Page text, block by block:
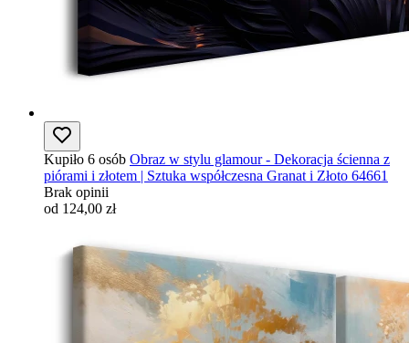
Kupiło 6 osób Obraz w stylu glamour - Dekoracja ścienna z
piórami i złotem | Sztuka współczesna Granat i Złoto 64661
Brak opinii
od 124,00 zł